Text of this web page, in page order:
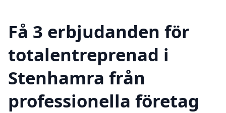
Få 3 erbjudanden för
totalentreprenad i
Stenhamra från
professionella företag